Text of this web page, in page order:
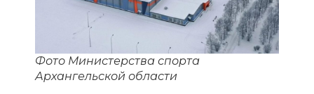
Фото Министерства спорта
Архангельской области